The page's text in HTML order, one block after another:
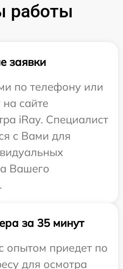
работы
заявки
по телефону или
на сайте
iRay. Специалист
с Вами для
Вашего
за 35 минут
опытом приедет по
для осмотра